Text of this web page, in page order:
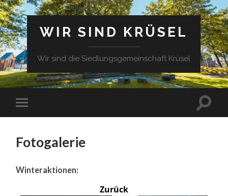
WIR SIND KRÜSEL
Wir sind die Siedlungsgemeinschaft Krüsel
Fotogalerie
Winteraktionen:
Zurück